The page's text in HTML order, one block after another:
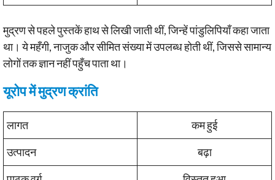
मुद्रण से पहले पुस्तकें हाथ से लिखी जाती थीं, जिन्हें पांडुलिपियाँ कहा जाता
था। ये महँगी, नाजुक और सीमित संख्या में उपलब्ध होती थीं, जिससे सामान्य
लोगों तक ज्ञान नहीं पहुँच पाता था।
यूरोप में मुद्रण क्रांति
लागत
कम हुई
उत्पादन
बढ़ा